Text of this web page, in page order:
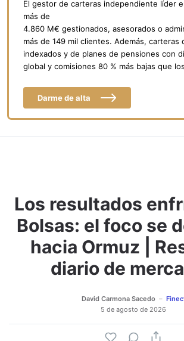
El gestor de carteras independiente líder
más de
4.860 M€ gestionados, asesorados o
más de 149 mil clientes. Además, carteras
indexados y de planes de pensiones con
global y comisiones 80 % más bajas que
Darme de alta
Los resultados
Bolsas: el foco se
hacia Ormuz |
diario de
David Carmona Sacedo
5 de agosto de 2026